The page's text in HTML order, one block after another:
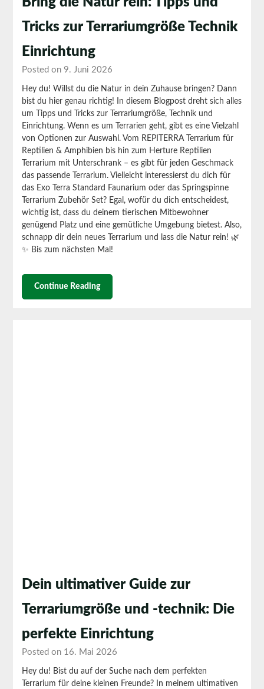
Tricks zur Terrariumgröße Technik
Einrichtung
Posted on 9. Juni 2026
Hey du!Willst du die Natur in dein Zuhause bringen? Dann
bist du hier genau richtig! In diesem Blogpost dreht sich alles
um Tipps und Tricks zur Terrariumgröße, Technik und
Einrichtung. Wenn es um Terrarien geht, gibt es eine Vielzahl
von Optionen zur Auswahl. Vom REPITERRA Terrarium für
Reptilien & Amphibien bis hin zum Herture Reptilien
Terrarium mit Unterschrank – es gibt für jeden Geschmack
das passende Terrarium. Vielleicht interessierst du dich für
das Exo Terra Standard Faunarium oder das Springspinne
Terrarium Zubehör Set? Egal, wofür du dich entscheidest,
wichtig ist, dass du deinem tierischen Mitbewohner
genügend Platz und eine gemütliche Umgebung bietest. Also,
schnapp dir dein neues Terrarium und lass die Natur rein! 🌿
✨ Bis zum nächsten Mal!
Continue Reading
Dein ultimativer Guide zur
Terrariumgröße und -technik: Die
perfekte Einrichtung
Posted on 16. Mai 2026
Hey du! Bist du auf der Suche nach dem perfekten
Terrarium für deine kleinen Freunde? In meinem ultimativen